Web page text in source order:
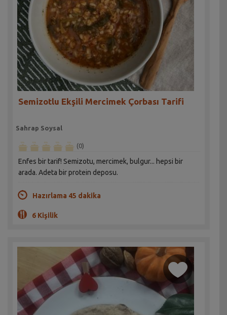
Semizotlu Ekşili Mercimek Çorbası Tarifi
Sahrap Soysal
(0)
Enfes bir tarif! Semizotu, mercimek, bulgur... hepsi bir
arada. Adeta bir protein deposu.
Hazırlama 45 dakika
6 Kişilik